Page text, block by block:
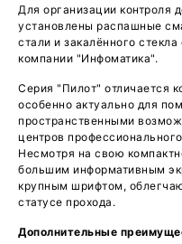
Для организации контроля
установлены распашные
стали и закалённого стекла
компании "Инфоматика".
Серия "Пилот" отличается
особенно актуально для
пространственными
центров
Несмотря на свою
большим информативным
крупным шрифтом,
статусе прохода.
Дополнительные